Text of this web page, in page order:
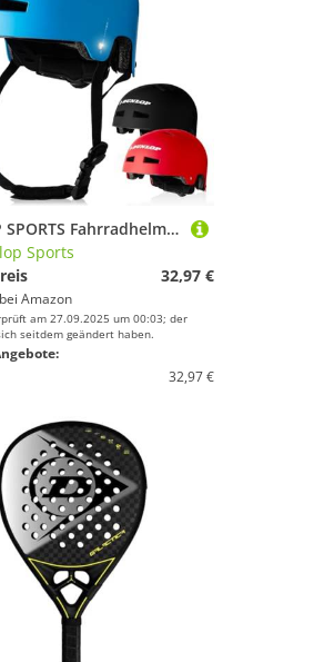
DUNLOP SPORTS Fahrradhelm Kinder Jugendliche Erwachsene - Test Sehr Gut - Leichter robuster Urban Allrounder Helm, 14 Fach belüftet, Schnellverschluss, Auto Kopfanpassung (Blau, L (58-61cm))
Sports
32,97 €
Amazon
am 27.09.2025 um 00:03; der
seitdem geändert haben.
32,97 €